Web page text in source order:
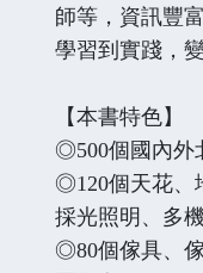
師等，資訊豐
學習到實踐，
【本書特色】
◎500個國內外
◎120個天花、
採光照明、多
◎80個傢具、